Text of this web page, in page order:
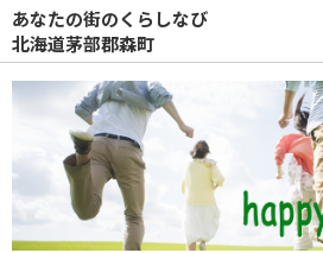
あなたの街のくらしなび
北海道茅部郡森町